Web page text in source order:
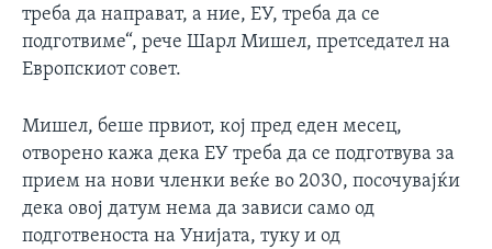
треба да направат, а ние, ЕУ, треба да се
подготвиме“, рече Шарл Мишел, претседател на
Европскиот совет.
Мишел, беше првиот, кој пред еден месец,
отворено кажа дека ЕУ треба да се подготвува за
прием на нови членки веќе во 2030, посочувајќи
дека овој датум нема да зависи само од
подготвеноста на Унијата, туку и од